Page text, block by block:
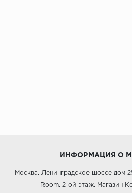
ИНФОРМАЦИЯ О
Москва, Ленинградское шоссе дом
Room, 2-ой этаж, Магазин